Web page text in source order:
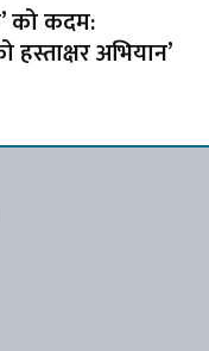
को कदम:
हस्ताक्षर अभियान’